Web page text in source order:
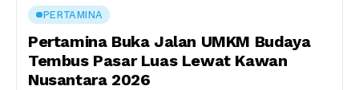
PERTAMINA
Pertamina Buka Jalan UMKM Budaya
Tembus Pasar Luas Lewat Kawan
Nusantara 2026